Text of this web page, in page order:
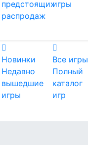
предстоящих
распродаж
игры
Новинки
Недавно
вышедшие
игры
Все игры
Полный
каталог
игр